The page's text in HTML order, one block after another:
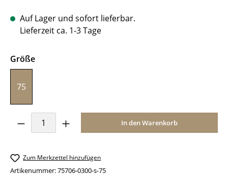
Auf Lager und sofort lieferbar.
Lieferzeit ca. 1-3 Tage
Größeauswählen
75
Produkt Anzahl: Gib den gewünschten
In den Warenkorb
Zum Merkzettel hinzufügen
Artikenummer:75706-0300-s-75